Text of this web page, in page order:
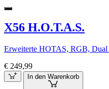
X56 H.O.T.A.S.
Erweiterte HOTAS, RGB, Dual
€ 249,99
In den Warenkorb